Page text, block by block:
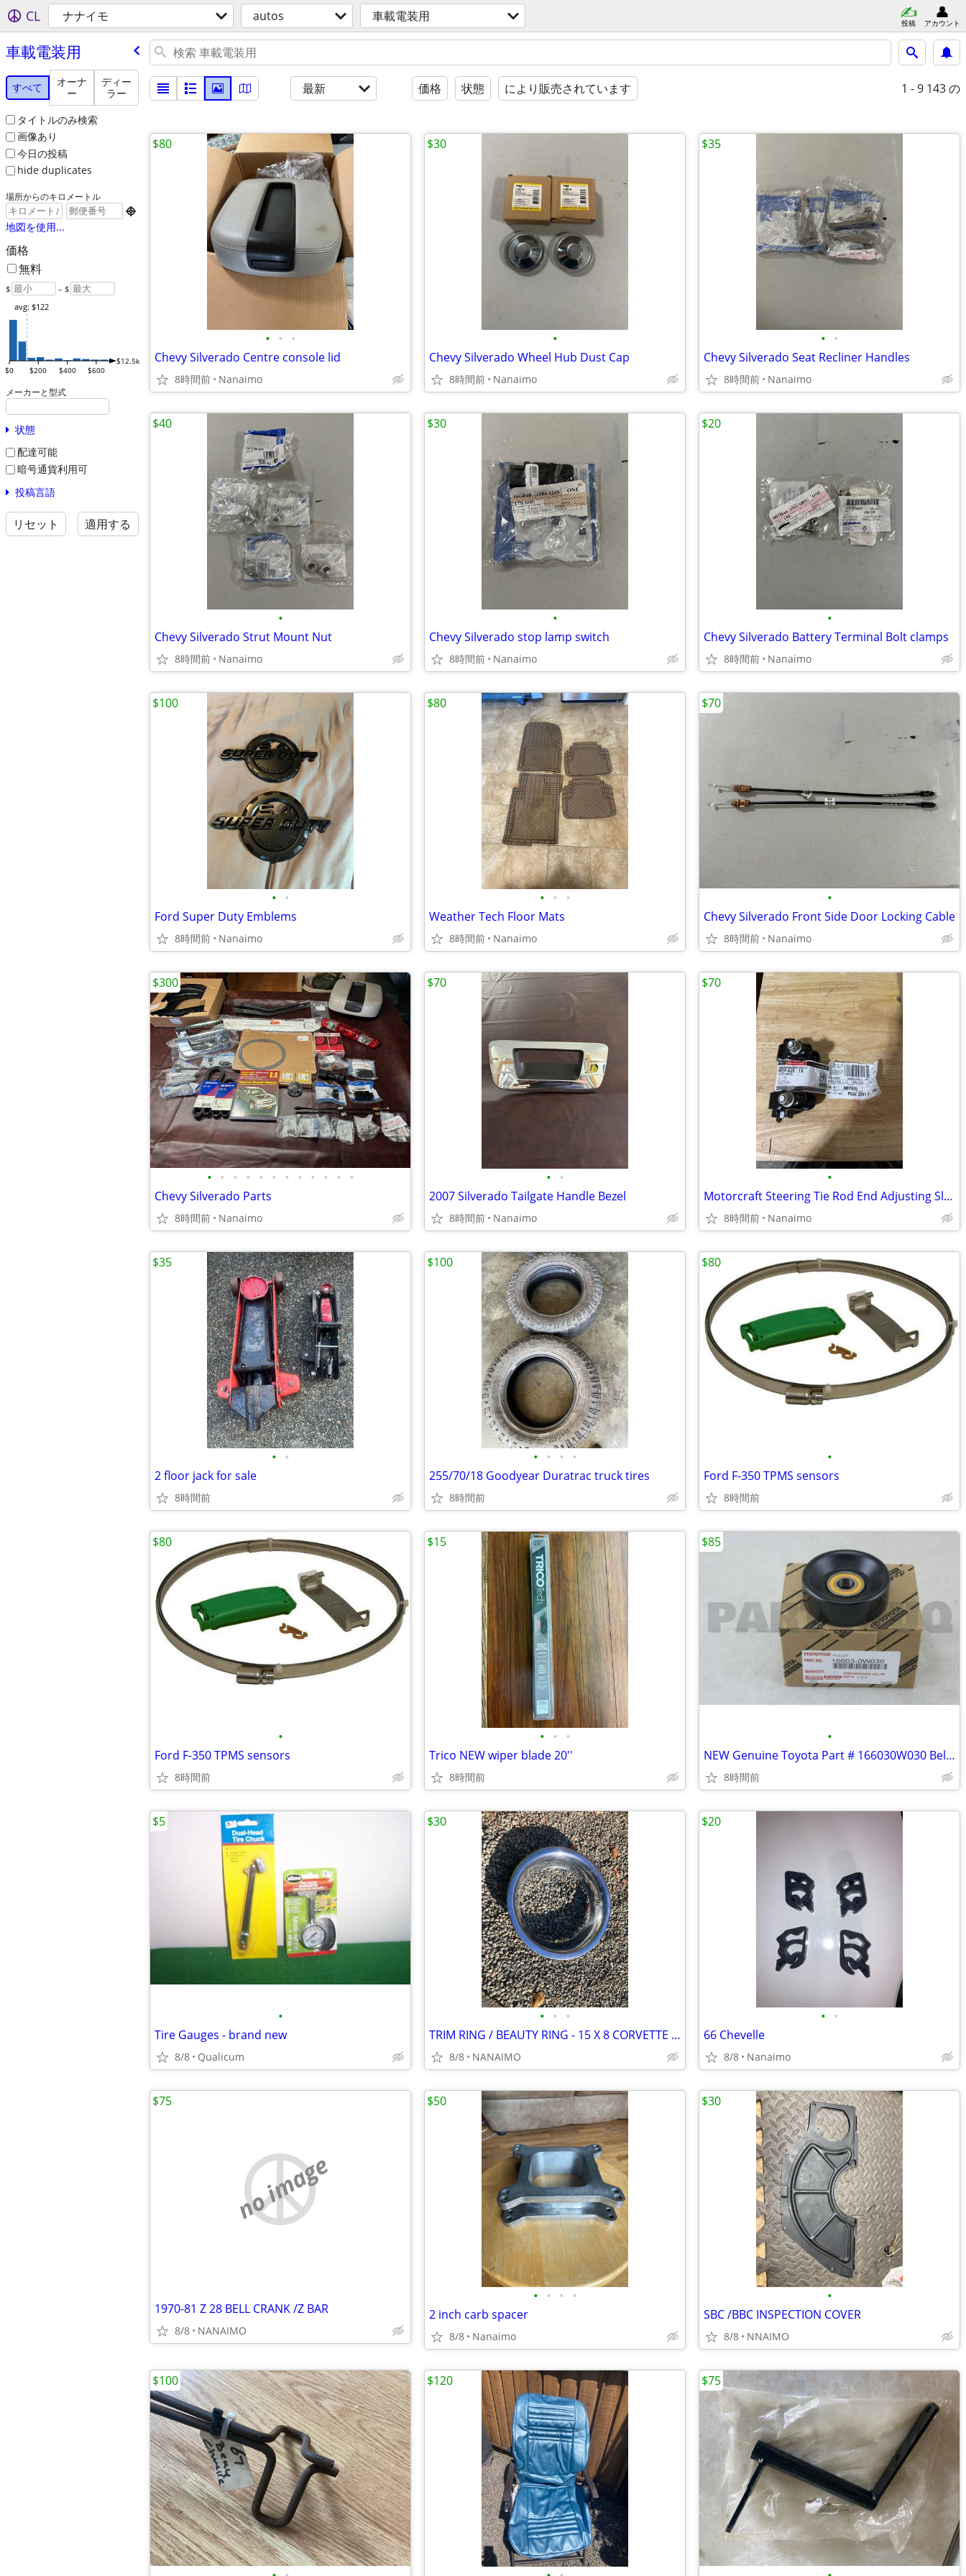
CL ナナイモ autos 車載電装用 投稿 アカウント
車載電装用
すべて
オーナ
ー
ディー
ラー
タイトルのみ検索
画像あり
今日の投稿
hide duplicates
場所からのキロメートル

地図を使用...
価格
無料
$ – $
$0 $200 $400 $600
$12.5k
avg: $122
メーカーと型式
状態
配達可能
暗号通貨利用可
投稿言語
リセット 適用する
最新 価格 状態 により販売されています 1 - 9 143 の
• • •
Chevy Silverado Centre console lid
8時間前 Nanaimo
$80
•
Chevy Silverado Wheel Hub Dust Cap
8時間前 Nanaimo
$30
• •
Chevy Silverado Seat Recliner Handles
8時間前 Nanaimo
$35
•
Chevy Silverado Strut Mount Nut
8時間前 Nanaimo
$40
•
Chevy Silverado stop lamp switch
8時間前 Nanaimo
$30
•
Chevy Silverado Battery Terminal Bolt clamps
8時間前 Nanaimo
$20
• •
Ford Super Duty Emblems
8時間前 Nanaimo
$100
• • •
Weather Tech Floor Mats
8時間前 Nanaimo
$80
•
Chevy Silverado Front Side Door Locking Cable
8時間前 Nanaimo
$70
• • • • • • • • • • • •
Chevy Silverado Parts
8時間前 Nanaimo
$300
• •
2007 Silverado Tailgate Handle Bezel
8時間前 Nanaimo
$70
•
Motorcraft Steering Tie Rod End Adjusting Sleeve
8時間前 Nanaimo
$70
• •
2 floor jack for sale
8時間前
$35
• • • •
255/70/18 Goodyear Duratrac truck tires
8時間前
$100
•
Ford F-350 TPMS sensors
8時間前
$80
•
Ford F-350 TPMS sensors
8時間前
$80
• • •
Trico NEW wiper blade 20''
8時間前
$15
•
NEW Genuine Toyota Part # 166030W030 Belt drive Tensioner Pulley
8時間前
$85
•
Tire Gauges - brand new
8/8 Qualicum
$5
• • •
TRIM RING / BEAUTY RING - 15 X 8 CORVETTE RALLY
8/8 NANAIMO
$30
• •
66 Chevelle
8/8 Nanaimo
$20
no image
1970-81 Z 28 BELL CRANK /Z BAR
8/8 NANAIMO
$75
• • • •
2 inch carb spacer
8/8 Nanaimo
$50
•
SBC /BBC INSPECTION COVER
8/8 NNAIMO
$30
$100 $120 $75